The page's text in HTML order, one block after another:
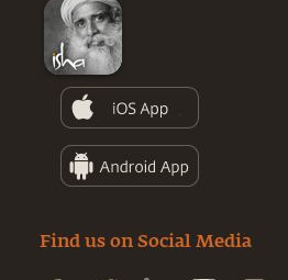
Find us on Social Media